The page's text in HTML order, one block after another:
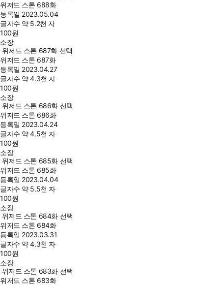
위저드 스톤 688화
등록일 2023.05.04
글자수 약 5.2천 자
100원
소장
위저드 스톤 687화 선택
위저드 스톤 687화
등록일 2023.04.27
글자수 약 4.3천 자
100원
소장
위저드 스톤 686화 선택
위저드 스톤 686화
등록일 2023.04.24
글자수 약 4.5천 자
100원
소장
위저드 스톤 685화 선택
위저드 스톤 685화
등록일 2023.04.04
글자수 약 5.5천 자
100원
소장
위저드 스톤 684화 선택
위저드 스톤 684화
등록일 2023.03.31
글자수 약 4.3천 자
100원
소장
위저드 스톤 683화 선택
위저드 스톤 683화